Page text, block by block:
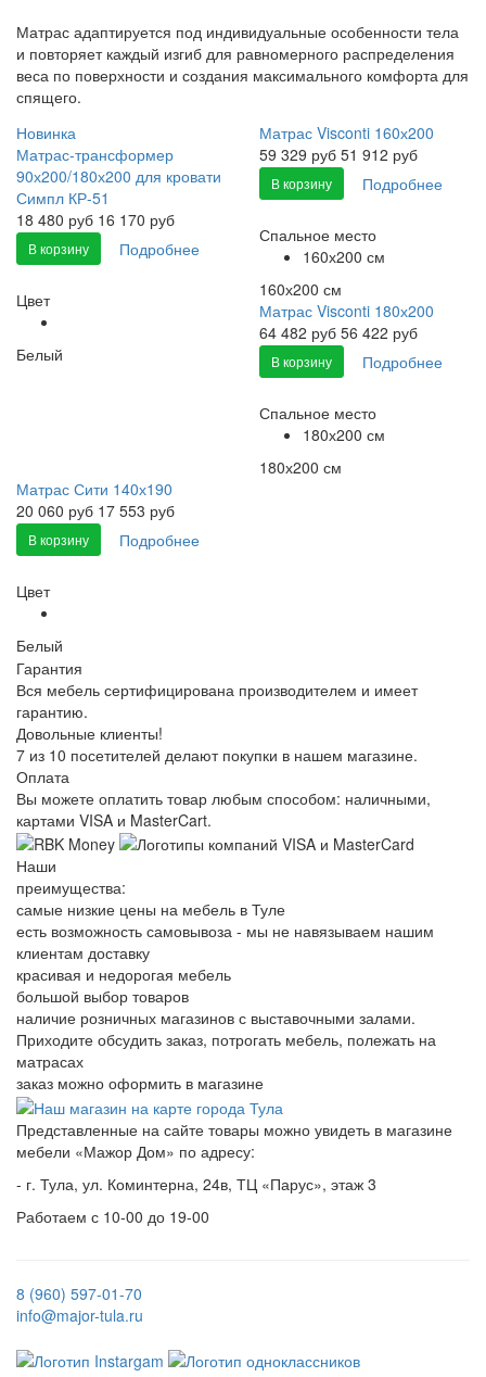
Матрас адаптируется под индивидуальные особенности тела
и повторяет каждый изгиб для равномерного распределения
веса по поверхности и создания максимального комфорта для
спящего.
Новинка
Матрас-трансформер
90х200/180х200 для кровати
Симпл КР-51
18 480 руб 16 170 руб
В корзину Подробнее
Цвет
Белый
Матрас Visconti 160х200
59 329 руб 51 912 руб
В корзину Подробнее
Спальное место
160х200 см
160х200 см
Матрас Visconti 180х200
64 482 руб 56 422 руб
В корзину Подробнее
Спальное место
180х200 см
180х200 см
Матрас Сити 140х190
20 060 руб 17 553 руб
В корзину Подробнее
Цвет
Белый
Гарантия
Вся мебель сертифицирована производителем и имеет
гарантию.
Довольные клиенты!
7 из 10 посетителей делают покупки в нашем магазине.
Оплата
Вы можете оплатить товар любым способом: наличными,
картами VISA и MasterCart.
Наши
преимущества:
самые низкие цены на мебель в Туле
есть возможность самовывоза - мы не навязываем нашим
клиентам доставку
красивая и недорогая мебель
большой выбор товаров
наличие розничных магазинов с выставочными залами.
Приходите обсудить заказ, потрогать мебель, полежать на
матрасах
заказ можно оформить в магазине
Представленные на сайте товары можно увидеть в магазине
мебели «Мажор Дом» по адресу:
- г. Тула, ул. Коминтерна, 24в, ТЦ «Парус», этаж 3
Работаем с 10-00 до 19-00
8 (960) 597-01-70
info@major-tula.ru